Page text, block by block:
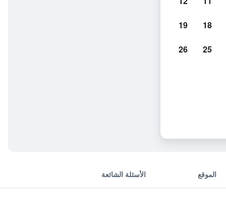
الموقع الأسئلة الشائعة
18
19
25
26